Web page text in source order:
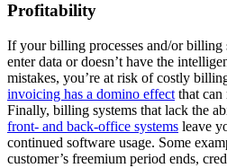
Profitability
If your billing processes and/or
enter data or doesn’t have the
mistakes, you’re at risk of costly
invoicing has a domino effect that can
Finally, billing systems that lack the
front- and back-office systems leave
continued software usage. Some
customer’s freemium period ends,